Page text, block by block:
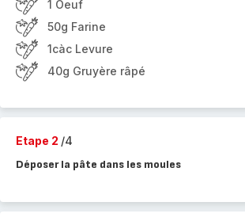
1 Oeuf
50g Farine
1càc Levure
40g Gruyère râpé
Etape 2 /4
Déposer la pâte dans les moules